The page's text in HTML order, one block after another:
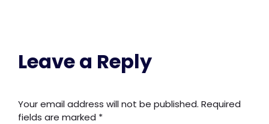
Leave a Reply
Your email address will not be published. Required
fields are marked *